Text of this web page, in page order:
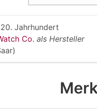
Jahrhundert
Co. als Hersteller